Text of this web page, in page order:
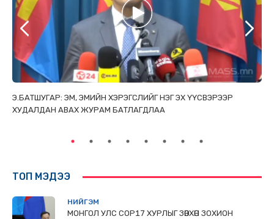
Э.БАТШУГАР: ЭМ, ЭМИЙН ХЭРЭГСЛИЙГ НЭГ ЭХ ҮҮСВЭРЭЭР
ХУДАЛДАН АВАХ ЖУРАМ БАТЛАГДЛАА
ТОП МЭДЭЭ
НИЙГЭМ
МОНГОЛ УЛС СОР17 ХУРЛЫГ ЗӨВХӨН ЗОХИОН